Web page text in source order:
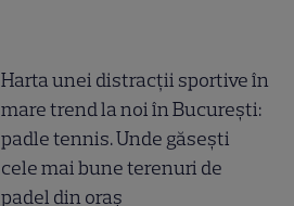
Harta unei distracții sportive în
mare trend la noi în București:
padle tennis. Unde găsești
cele mai bune terenuri de
padel din oraș